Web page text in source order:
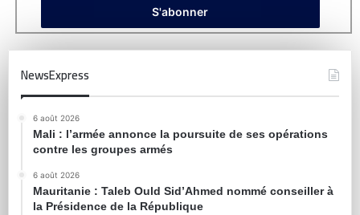
NewsExpress
6 août 2026
Mali : l’armée annonce la poursuite de ses opérations
contre les groupes armés
6 août 2026
Mauritanie : Taleb Ould Sid’Ahmed nommé conseiller à
la Présidence de la République